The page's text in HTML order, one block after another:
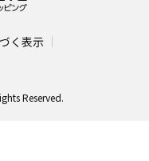
く表示
Reserved.